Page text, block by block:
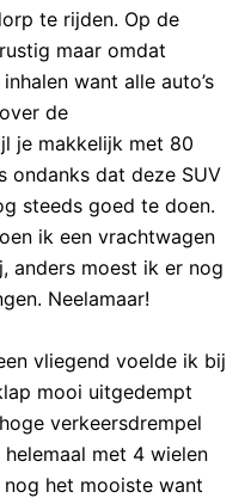
te rijden. Op de
maar omdat
want alle auto’s
de
je makkelijk met 80
ondanks dat deze SUV
steeds goed te doen.
ik een vrachtwagen
anders moest ik er nog
Neelamaar!
vliegend voelde ik bij
mooi uitgedempt
verkeersdrempel
met 4 wielen
het mooiste want